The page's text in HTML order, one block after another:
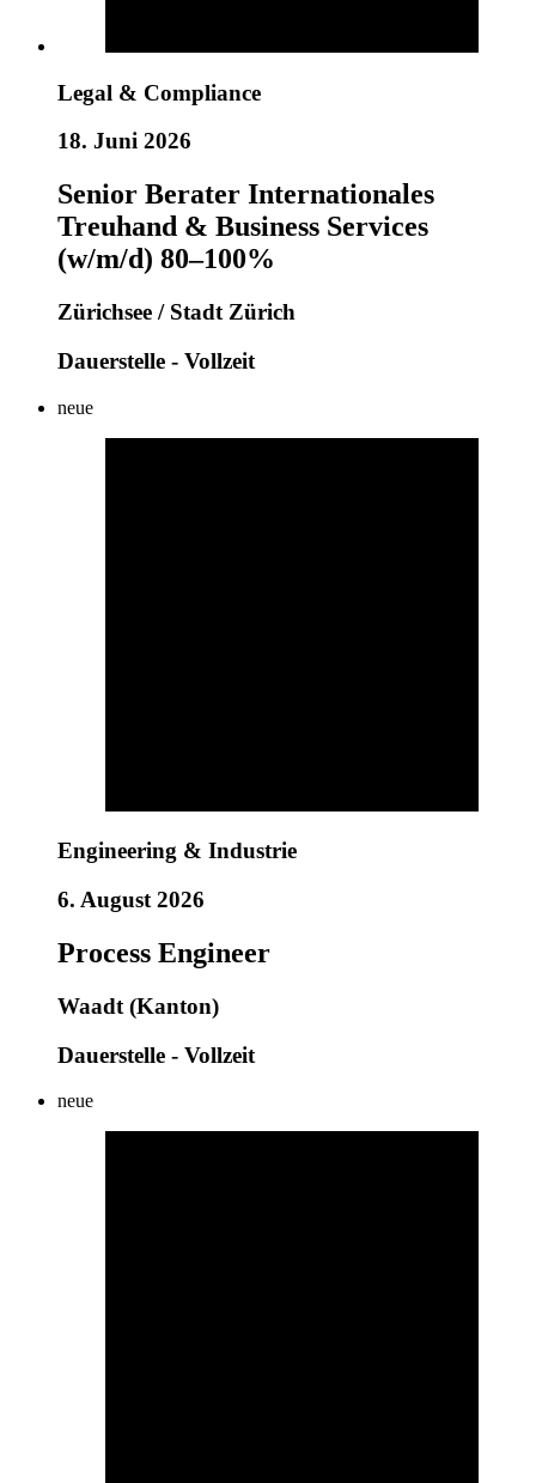
Legal & Compliance
18. Juni 2026
Senior Berater Internationales
Treuhand & Business Services
(w/m/d) 80–100%
Zürichsee / Stadt Zürich
Dauerstelle - Vollzeit
neue
Engineering & Industrie
6. August 2026
Process Engineer
Waadt (Kanton)
Dauerstelle - Vollzeit
neue